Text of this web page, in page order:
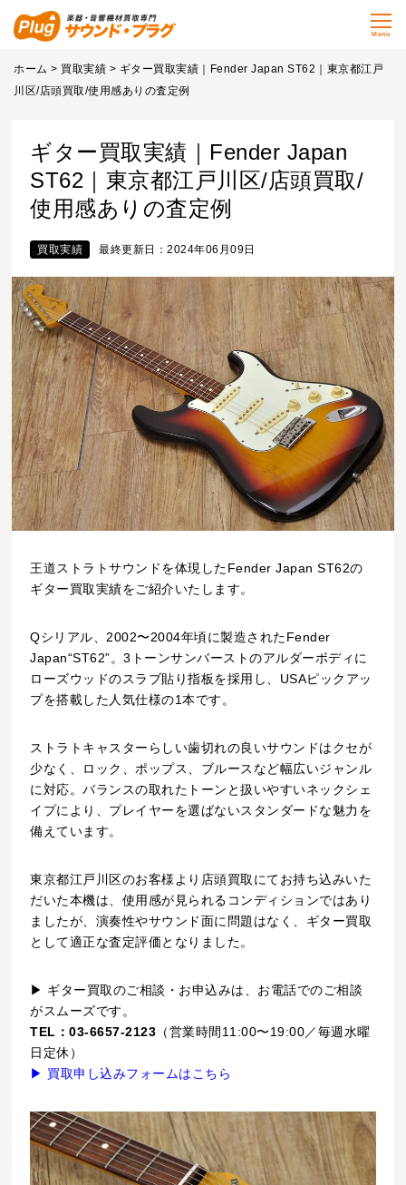
Menu
ホーム > 買取実績 > ギター買取実績｜Fender Japan ST62｜東京都江戸
川区/店頭買取/使用感ありの査定例
ギター買取実績｜Fender Japan
ST62｜東京都江戸川区/店頭買取/
使用感ありの査定例
買取実績 最終更新日：2024年06月09日
王道ストラトサウンドを体現したFender Japan ST62の
ギター買取実績をご紹介いたします。
Qシリアル、2002〜2004年頃に製造されたFender
Japan“ST62”。3トーンサンバーストのアルダーボディに
ローズウッドのスラブ貼り指板を採用し、USAピックアッ
プを搭載した人気仕様の1本です。
ストラトキャスターらしい歯切れの良いサウンドはクセが
少なく、ロック、ポップス、ブルースなど幅広いジャンル
に対応。バランスの取れたトーンと扱いやすいネックシェ
イプにより、プレイヤーを選ばないスタンダードな魅力を
備えています。
東京都江戸川区のお客様より店頭買取にてお持ち込みいた
だいた本機は、使用感が見られるコンディションではあり
ましたが、演奏性やサウンド面に問題はなく、ギター買取
として適正な査定評価となりました。
▶ ギター買取のご相談・お申込みは、お電話でのご相談
がスムーズです。
TEL：03-6657-2123 （営業時間11:00〜19:00／毎週水曜
日定休）
▶ 買取申し込みフォームはこちら